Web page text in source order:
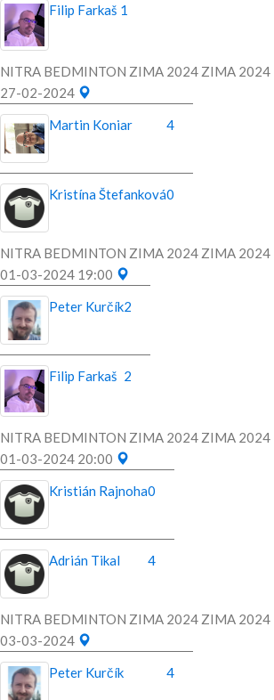
Filip Farkaš 1
NITRA BEDMINTON ZIMA 2024 ZIMA 2024
27-02-2024
Martin Koniar
4
Kristína Štefanková0
NITRA BEDMINTON ZIMA 2024 ZIMA 2024
01-03-2024 19:00
Peter Kurčík2
Filip Farkaš 2
NITRA BEDMINTON ZIMA 2024 ZIMA 2024
01-03-2024 20:00
Kristián Rajnoha0
Adrián Tikal 4
NITRA BEDMINTON ZIMA 2024 ZIMA 2024
03-03-2024
Peter Kurčík
4